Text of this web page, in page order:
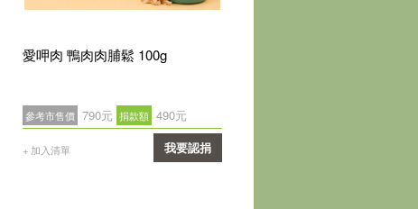
愛呷肉 鴨肉肉脯鬆 100g
參考市售價 790元 捐款額 490元
+ 加入清單 我要認捐